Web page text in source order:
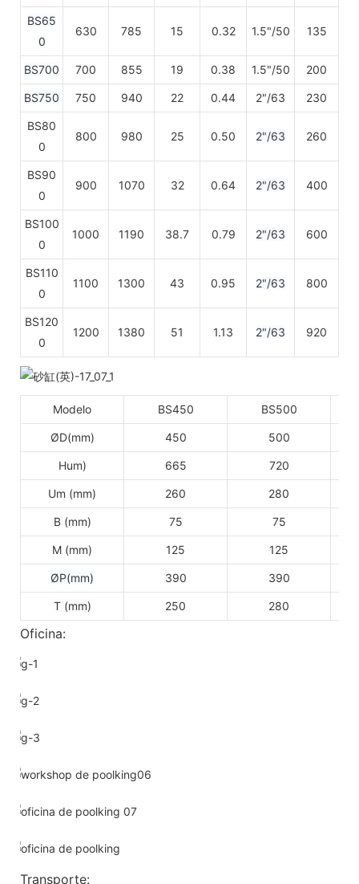
BS65
0
630 785 15 0.32 1.5"/50 135
BS700 700 855 19 0.38 1.5"/50 200
BS750 750 940 22 0.44 2"/63 230
BS80
0
800 980 25 0.50 2"/63 260
BS90
0
900 1070 32 0.64 2"/63 400
BS100
0
1000 1190 38.7 0.79 2"/63 600
BS110
0
1100 1300 43 0.95 2"/63 800
BS120
0
1200 1380 51 1.13 2"/63 920
Modelo BS450 BS500
ØD(mm) 450 500
Hum) 665 720
Um (mm) 260 280
B (mm) 75 75
M (mm) 125 125
ØP(mm) 390 390
T (mm) 250 280
Oficina:
Transporte: